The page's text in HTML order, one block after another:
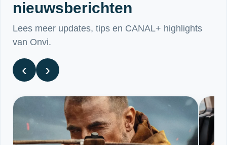
nieuwsberichten
Lees meer updates, tips en CANAL+ highlights
van Onvi.
‹ ›